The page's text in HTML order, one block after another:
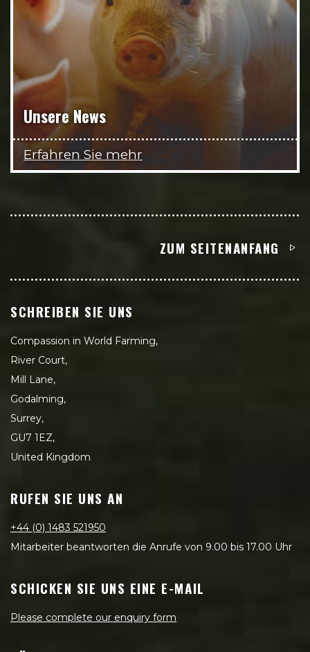
Unsere News
Erfahren Sie mehr
ZUM SEITENANFANG
SCHREIBEN SIE UNS
Compassion in World Farming,
River Court,
Mill Lane,
Godalming,
Surrey,
GU7 1EZ,
United Kingdom
RUFEN SIE UNS AN
+44 (0) 1483 521950
Mitarbeiter beantworten die Anrufe von 9.00 bis 17.00 Uhr
SCHICKEN SIE UNS EINE E-MAIL
Please complete our enquiry form